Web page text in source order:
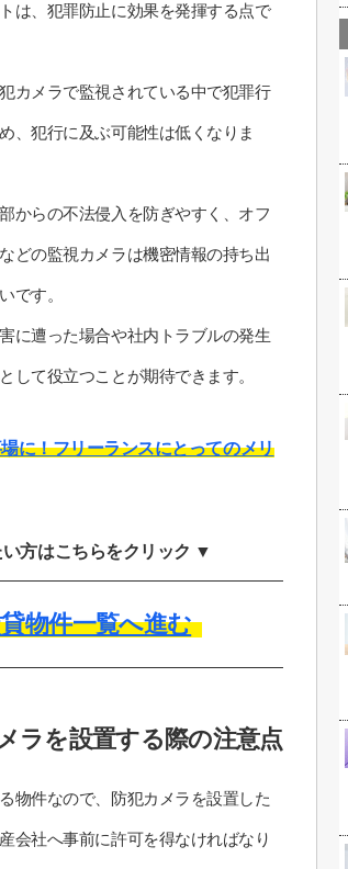
は、犯罪防止に効果を発揮する点で
カメラで監視されている中で犯罪行
、犯行に及ぶ可能性は低くなりま
からの不法侵入を防ぎやすく、オフ
どの監視カメラは機密情報の持ち出
です。
に遭った場合や社内トラブルの発生
して役立つことが期待できます。
に！フリーランスにとってのメリ
方はこちらをクリック ▼
物件一覧へ進む
ラを設置する際の注意点
物件なので、防犯カメラを設置した
会社へ事前に許可を得なければなり